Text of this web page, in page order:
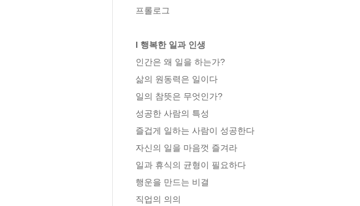
프롤로그
I 행복한 일과 인생
인간은 왜 일을 하는가?
삶의 원동력은 일이다
일의 참뜻은 무엇인가?
성공한 사람의 특성
즐겁게 일하는 사람이 성공한다
자신의 일을 마음껏 즐겨라
일과 휴식의 균형이 필요하다
행운을 만드는 비결
직업의 의의